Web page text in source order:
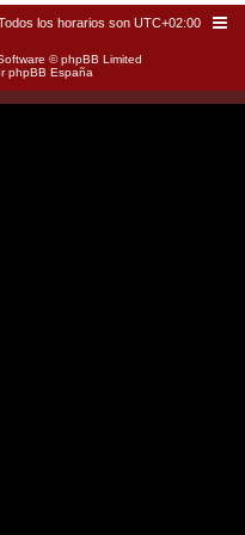
los horarios son UTC+02:00
© phpBB Limited
phpBB España